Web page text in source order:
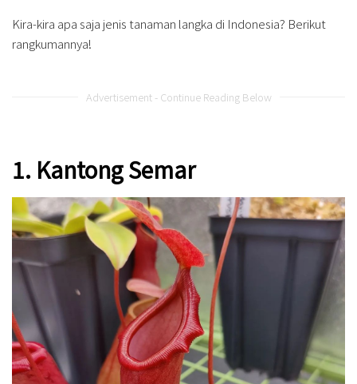
Kira-kira apa saja jenis tanaman langka di Indonesia? Berikut
rangkumannya!
Advertisement - Continue Reading Below
1. Kantong Semar